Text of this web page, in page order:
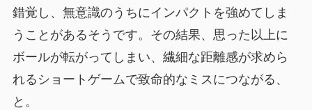
錯覚し、無意識のうちにインパクトを強めてしま
うことがあるそうです。その結果、思った以上に
ボールが転がってしまい、繊細な距離感が求めら
れるショートゲームで致命的なミスにつながる、
と。